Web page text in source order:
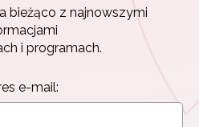
bieżąco z najnowszymi
i programach.
e-mail: